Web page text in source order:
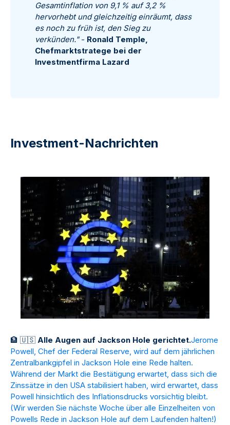
Gesamtinflation von 9,1 % auf 3,2 %
hervorhebt und gleichzeitig einräumt, dass
es noch zu früh ist, den Sieg zu
verkünden."- Ronald Temple,
Chefmarktstratege bei der
Investmentfirma Lazard
Investment-Nachrichten
🏦 🇺🇸 Alle Augen auf Jackson Hole gerichtet.Jerome
Powell, Chef der Federal Reserve, wird auf dem jährlichen
Zentralbankgipfel in Jackson Hole eine Rede halten.
Während der Markt die Bestätigung erwartet, dass sich die
Zinssätze in den USA stabilisiert haben, wird erwartet, dass
Powell hinsichtlich des Inflationsdrucks vorsichtig bleibt.
(Wir werden Sie nächste Woche über alle Einzelheiten von
Powells Rede in Jackson Hole auf dem Laufenden halten!)